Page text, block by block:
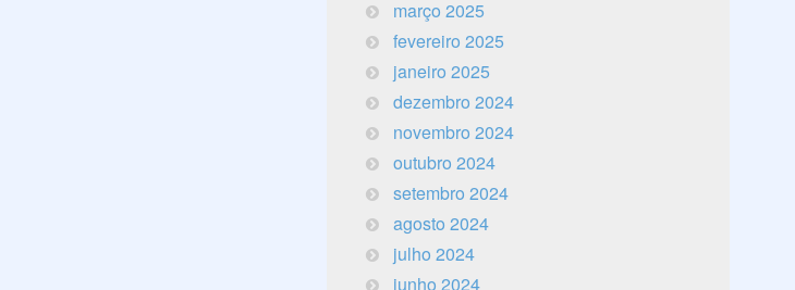
março 2025
fevereiro 2025
janeiro 2025
dezembro 2024
novembro 2024
outubro 2024
setembro 2024
agosto 2024
julho 2024
junho 2024